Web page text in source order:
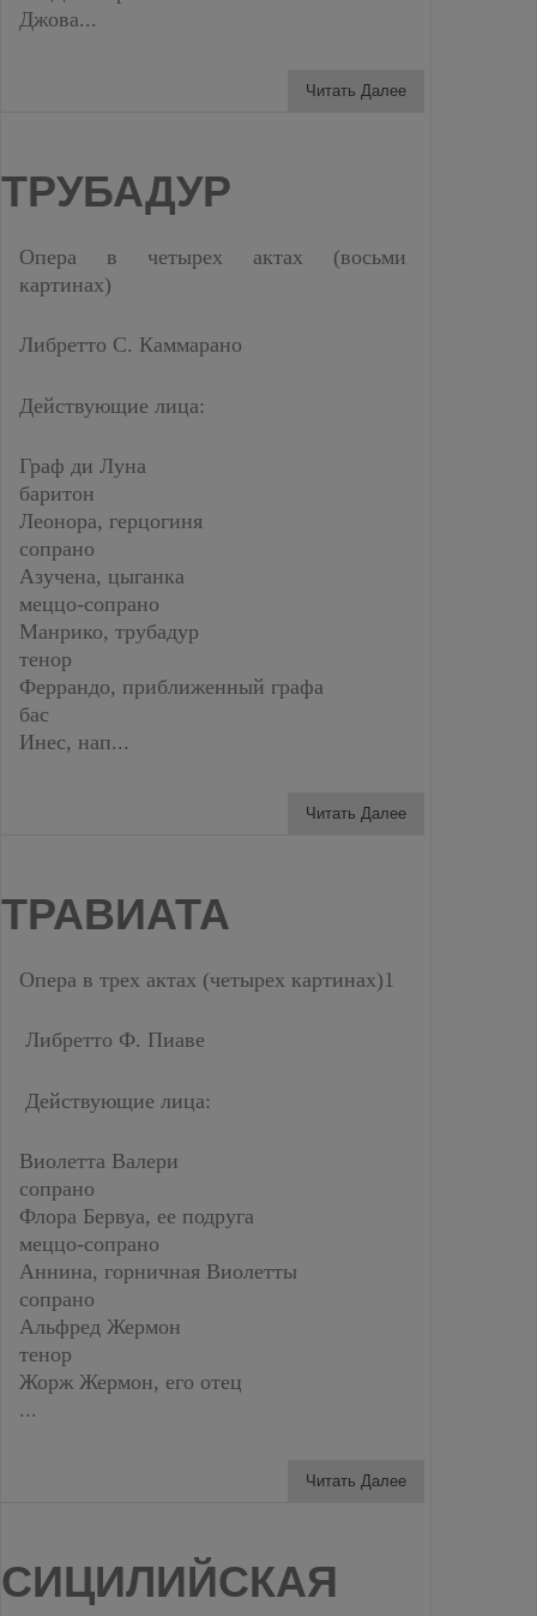
Джова...
Читать Далее
ТРУБАДУР
Опера в четырех актах (восьми
картинах)
Либретто С. Каммарано
Действующие лица:
Граф ди Луна
баритон
Леонора, герцогиня
сопрано
Азучена, цыганка
меццо-сопрано
Манрико, трубадур
тенор
Феррандо, приближенный графа
бас
Инес, нап...
Читать Далее
ТРАВИАТА
Опера в трех актах (четырех картинах)1
Либретто Ф. Пиаве
Действующие лица:
Виолетта Валери
сопрано
Флора Бервуа, ее подруга
меццо-сопрано
Аннина, горничная Виолетты
сопрано
Альфред Жермон
тенор
Жорж Жермон, его отец
...
Читать Далее
СИЦИЛИЙСКАЯ